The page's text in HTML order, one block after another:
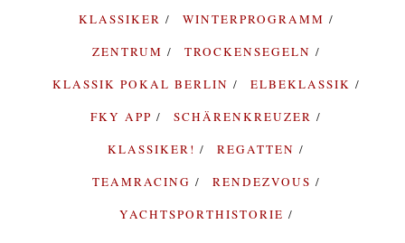
KLASSIKER
WINTERPROGRAMM
ZENTRUM
TROCKENSEGELN
KLASSIK POKAL BERLIN
ELBEKLASSIK
FKY APP
SCHÄRENKREUZER
KLASSIKER!
REGATTEN
TEAMRACING
RENDEZVOUS
YACHTSPORTHISTORIE